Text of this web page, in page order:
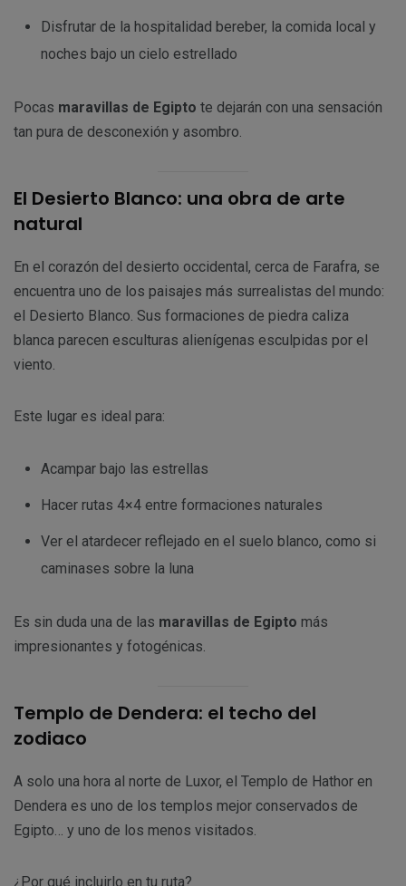
Disfrutar de la hospitalidad bereber, la comida local y
noches bajo un cielo estrellado
Pocas maravillas de Egipto te dejarán con una sensación
tan pura de desconexión y asombro.
El Desierto Blanco: una obra de arte
natural
En el corazón del desierto occidental, cerca de Farafra, se
encuentra uno de los paisajes más surrealistas del mundo:
el Desierto Blanco. Sus formaciones de piedra caliza
blanca parecen esculturas alienígenas esculpidas por el
viento.
Este lugar es ideal para:
Acampar bajo las estrellas
Hacer rutas 4×4 entre formaciones naturales
Ver el atardecer reflejado en el suelo blanco, como si
caminases sobre la luna
Es sin duda una de las maravillas de Egipto más
impresionantes y fotogénicas.
Templo de Dendera: el techo del
zodiaco
A solo una hora al norte de Luxor, el Templo de Hathor en
Dendera es uno de los templos mejor conservados de
Egipto… y uno de los menos visitados.
¿Por qué incluirlo en tu ruta?